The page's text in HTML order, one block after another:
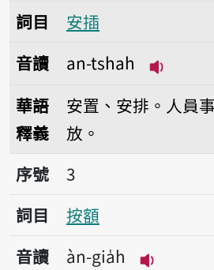
詞目
安插
音讀
an-tshah
華語
釋義
安置、安排。人員
放。
序號3按額
序號
3
詞目
按額
音讀
àn-gia̍h